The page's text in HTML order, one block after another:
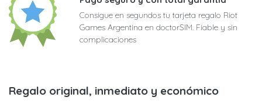
Consigue en segundos tu tarjeta regalo Riot
Games Argentina en doctorSIM. Fiable y sin
complicaciones
Regalo original, inmediato y económico